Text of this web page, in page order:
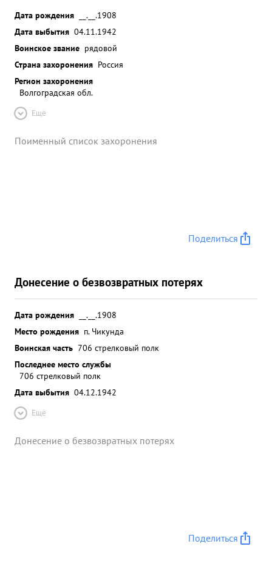
Дата рождения
__.__.1908
Дата выбытия 04.11.1942
Воинское звание рядовой
Страна захоронения Россия
Регион захоронения
Волгоградская обл.
Ещё
Поименный список захоронения
Поделиться
Донесение о безвозвратных потерях
Дата рождения
__.__.1908
Место рождения п. Чикунда
Воинская часть 706 стрелковый полк
Последнее место службы
706 стрелковый полк
Дата выбытия 04.12.1942
Ещё
Донесение о безвозвратных потерях
Поделиться